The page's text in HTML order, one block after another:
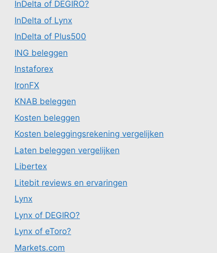
InDelta of DEGIRO?
InDelta of Lynx
InDelta of Plus500
ING beleggen
Instaforex
IronFX
KNAB beleggen
Kosten beleggen
Kosten beleggingsrekening vergelijken
Laten beleggen vergelijken
Libertex
Litebit reviews en ervaringen
Lynx
Lynx of DEGIRO?
Lynx of eToro?
Markets.com